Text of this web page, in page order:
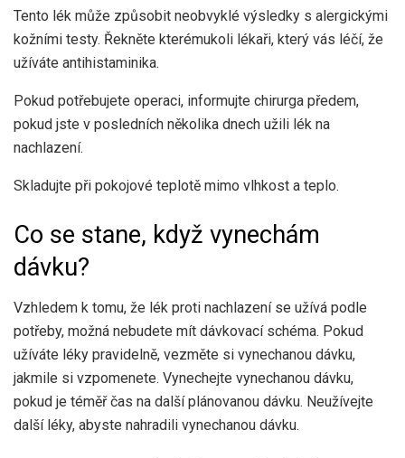
Tento lék může způsobit neobvyklé výsledky s alergickými
kožními testy. Řekněte kterémukoli lékaři, který vás léčí, že
užíváte antihistaminika.
Pokud potřebujete operaci, informujte chirurga předem,
pokud jste v posledních několika dnech užili lék na
nachlazení.
Skladujte při pokojové teplotě mimo vlhkost a teplo.
Co se stane, když vynechám
dávku?
Vzhledem k tomu, že lék proti nachlazení se užívá podle
potřeby, možná nebudete mít dávkovací schéma. Pokud
užíváte léky pravidelně, vezměte si vynechanou dávku,
jakmile si vzpomenete. Vynechejte vynechanou dávku,
pokud je téměř čas na další plánovanou dávku. Neužívejte
další léky, abyste nahradili vynechanou dávku.